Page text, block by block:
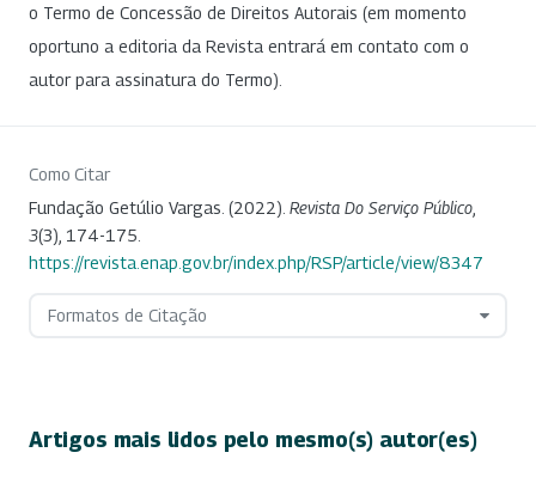
o Termo de Concessão de Direitos Autorais (em momento
oportuno a editoria da Revista entrará em contato com o
autor para assinatura do Termo).
Como Citar
Fundação Getúlio Vargas. (2022). Revista Do Serviço Público
3(3), 174-175.
https://revista.enap.gov.br/index.php/RSP/article/view/8347
Formatos de Citação
Artigos mais lidos pelo mesmo(s) autor(es)